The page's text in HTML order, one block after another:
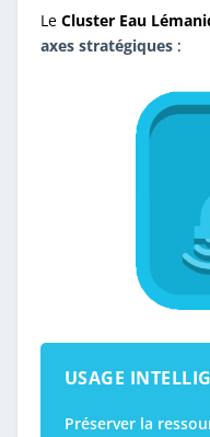
Le Cluster Eau
axes stratégiques :
USAGE
Préserver la